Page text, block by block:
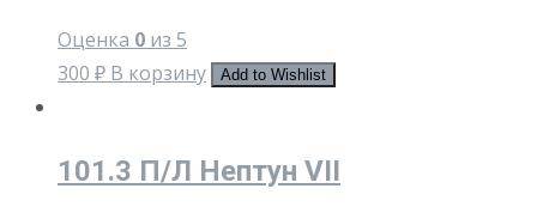
Оценка 0 из 5
300 ₽ В корзину Add to Wishlist
101.3 П/Л Нептун VII